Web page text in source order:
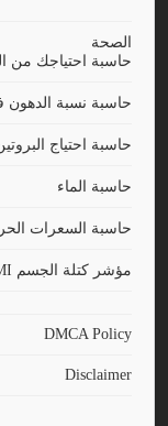
الصحة
حاسبة احتياجك من
حاسبة نسبة
حاسبة احتياج
حاسبة الماء
حاسبة السعرات
مؤشر كتلة الجسم BMI
DMCA Policy
Disclaimer